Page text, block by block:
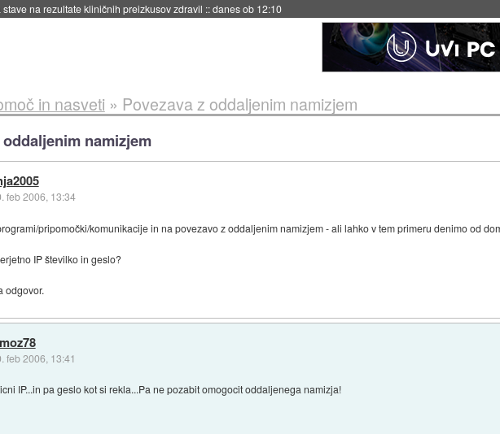
več kot polovico SSD-jev za naslednji dve leti::danes ob 11:37
in nasveti » Povezava z oddaljenim namizjem
oddaljenim namizjem
feb 2006, 13:34
pripomočki/komunikacije in na povezavo z oddaljenim namizjem - ali lahko v tem primeru denimo od
IP številko in geslo?
odgovor.
feb 2006, 13:41
IP...in pa geslo kot si rekla...Pa ne pozabit omogocit oddaljenega namizja!